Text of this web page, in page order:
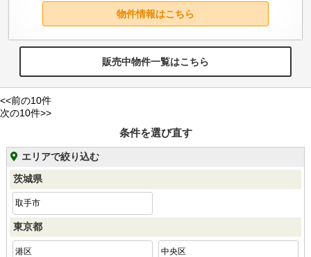
物件情報はこちら
販売中物件一覧はこちら
<<前の10件
次の10件>>
条件を選び直す
エリアで絞り込む
茨城県
取手市
東京都
港区 中央区